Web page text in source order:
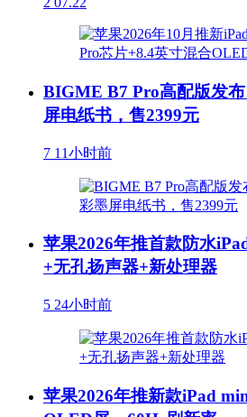
BIGME B7 Pro高配版发
屏电纸书，售2399元
7 11小时前
苹果2026年推首款防水
+无孔扬声器+新处理器
5 24小时前
苹果2026年推新款iPad